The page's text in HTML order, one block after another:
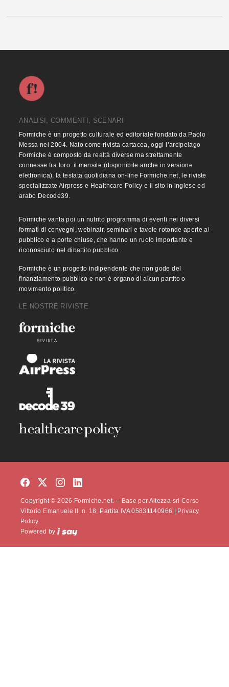
ANALISI, COMMENTI, SCENARI
Formiche è un progetto culturale ed editoriale fondato da Paolo
Messa nel 2004. Nato come rivista cartacea, oggi l’arcipelago
Formiche è composto da realtà diverse ma strettamente
connesse fra loro: il mensile (disponibile anche in versione
elettronica), la testata quotidiana on-line Formiche.net, le riviste
specializzate Airpress e Healthcare Policy e il sito in inglese ed
arabo Decode39.
Formiche vanta poi un nutrito programma di eventi nei diversi
formati di convegni, webinair, seminari e tavole rotonde aperte al
pubblico e a porte chiuse, che hanno un ruolo importante e
riconosciuto nel dibattito pubblico.
Formiche è un progetto indipendente che non gode del
finanziamento pubblico e non è organo di alcun partito o
movimento politico.
LE NOSTRE RIVISTE
Copyright © 2026 Formiche.net. – Base per Altezza srl Corso
Vittorio Emanuele II, n. 18, Partita IVA 05831140966 |
Privacy
Policy.
Powered by